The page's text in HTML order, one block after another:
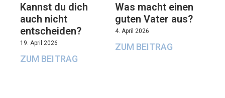
Kannst du dich
auch nicht
entscheiden?
19. April 2026
ZUM BEITRAG
Was macht einen
guten Vater aus?
4. April 2026
ZUM BEITRAG